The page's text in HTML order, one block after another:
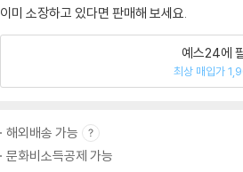
이미 소장하고 있다면 판매해 보세요.
예스24에
최상 매입가
해외배송 가능
문화비소득공제 가능